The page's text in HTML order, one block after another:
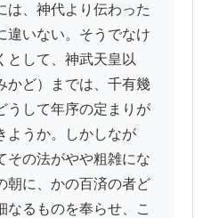
は、神代より伝わった
違いない。そうでなけ
として、神武天皇以
かど）までは、千有幾
うして年序の定まりが
ようか。しかしなが
その法がやや粗雑にな
朝に、かの百済の者ど
なるものを奉らせ、こ